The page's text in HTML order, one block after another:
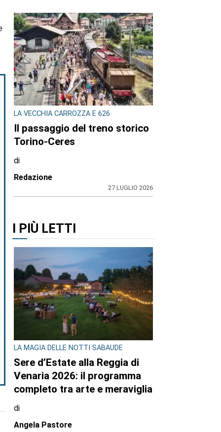
LA VECCHIA CARROZZA E 626
Il passaggio del treno storico
Torino-Ceres
di
Redazione
27 LUGLIO 2026
I PIÙ LETTI
LA MAGIA DELLE NOTTI SABAUDE
Sere d’Estate alla Reggia di
Venaria 2026: il programma
completo tra arte e meraviglia
di
Angela Pastore